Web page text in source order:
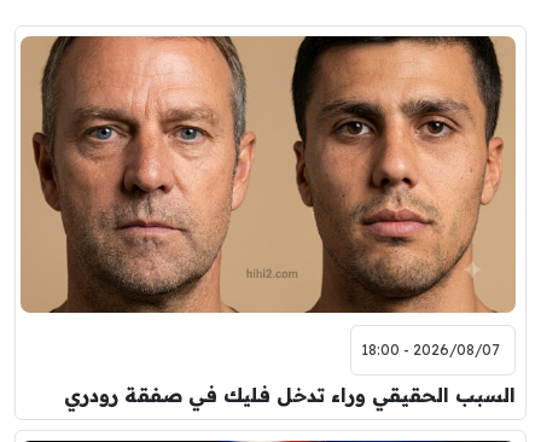
2026/08/07 - 18:00
السبب الحقيقي وراء تدخل فليك في صفقة رودري